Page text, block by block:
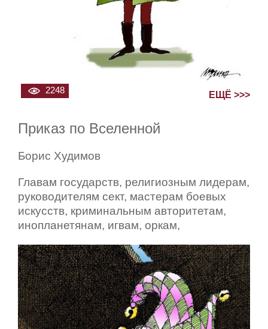
2248 ЕЩЁ >>>
Приказ по Вселенной
Борис Худимов
Главам государств, религиозным лидерам,
руководителям сект, мастерам боевых
искусств, криминальным авторитетам,
инопланетянам, игвам, оркам,